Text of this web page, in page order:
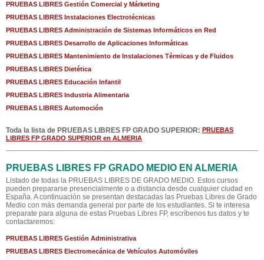
PRUEBAS LIBRES Gestión Comercial y Márketing
PRUEBAS LIBRES Instalaciones Electrotécnicas
PRUEBAS LIBRES Administración de Sistemas Informáticos en Red
PRUEBAS LIBRES Desarrollo de Aplicaciones Informáticas
PRUEBAS LIBRES Mantenimiento de Instalaciones Térmicas y de Fluidos
PRUEBAS LIBRES Dietética
PRUEBAS LIBRES Educación Infantil
PRUEBAS LIBRES Industria Alimentaria
PRUEBAS LIBRES Automoción
Toda la lista de PRUEBAS LIBRES FP GRADO SUPERIOR: PRUEBAS
LIBRES FP GRADO SUPERIOR en ALMERIA
PRUEBAS LIBRES FP GRADO MEDIO EN ALMERIA
Listado de todas la PRUEBAS LIBRES DE GRADO MEDIO. Estos cursos
pueden prepararse presencialmente o a distancia desde cualquier ciudad en
España. A continuación se presentan destacadas las Pruebas Libres de Grado
Medio con más demanda general por parte de los estudiantes. Si te interesa
preparate para alguna de estas Pruebas Libres FP, escríbenos tus datos y te
contactaremos:
PRUEBAS LIBRES Gestión Administrativa
PRUEBAS LIBRES Electromecánica de Vehículos Automóviles